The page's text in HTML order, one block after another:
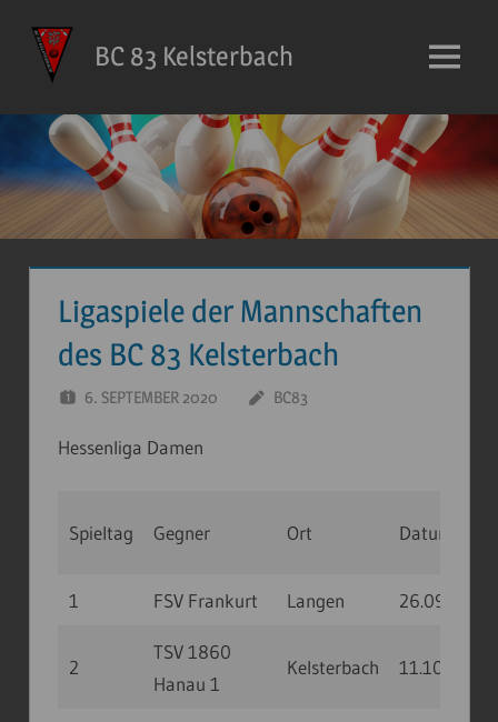
Inhalt
springen
BC 83 Kelsterbach Menü
Ligaspiele der Mannschaften
des BC 83 Kelsterbach
6. SEPTEMBER 2020 BC83
Hessenliga Damen
Spieltag Gegner Ort Datum
1 FSV Frankurt Langen 26.09.20
2
TSV 1860
Hanau 1
Kelsterbach 11.10.20